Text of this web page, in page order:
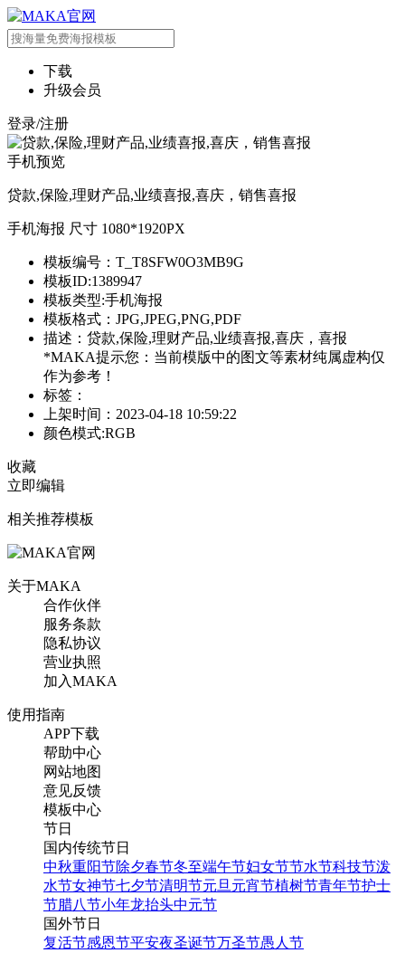
下载
升级会员
登录/注册
手机预览
贷款,保险,理财产品,业绩喜报,喜庆，销售喜报
手机海报 尺寸 1080*1920PX
模板编号：T_T8SFW0O3MB9G
模板ID:1389947
模板类型:手机海报
模板格式：JPG,JPEG,PNG,PDF
描述：贷款,保险,理财产品,业绩喜报,喜庆，喜报
*MAKA提示您：当前模版中的图文等素材纯属虚构仅
作为参考！
标签：
上架时间：2023-04-18 10:59:22
颜色模式:RGB
收藏
立即编辑
相关推荐模板
关于MAKA
合作伙伴
服务条款
隐私协议
营业执照
加入MAKA
使用指南
APP下载
帮助中心
网站地图
意见反馈
模板中心
节日
国内传统节日
中秋重阳节除夕春节冬至端午节妇女节节水节科技节泼
水节女神节七夕节清明节元旦 元宵节植树节青年节护士
节腊八节小年龙抬头中元节
国外节日
复活节感恩节平安夜圣诞节万圣节愚人节